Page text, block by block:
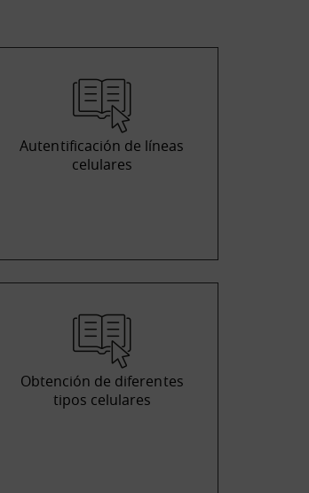
Autentificación de líneas
celulares
Obtención de diferentes
tipos celulares